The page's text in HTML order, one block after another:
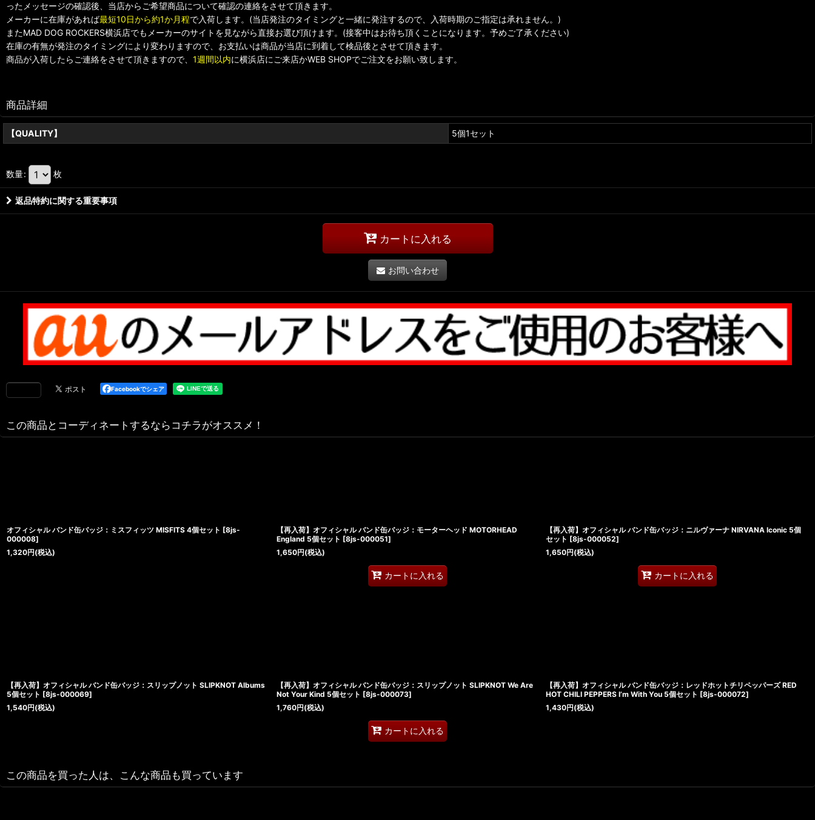
ったメッセージの確認後、当店からご希望商品について確認の連絡をさせて頂きます。
メーカーに在庫があれば最短10日から約1か月程で入荷します。(当店発注のタイミングと一緒に発注するので、入荷時期のご指定は承れません。)
またMAD DOG ROCKERS横浜店でもメーカーのサイトを見ながら直接お選び頂けます。(接客中はお待ち頂くことになります。予めご了承ください)
在庫の有無が発注のタイミングにより変わりますので、お支払いは商品が当店に到着して検品後とさせて頂きます。
商品が入荷したらご連絡をさせて頂きますので、 1週間以内に横浜店にご来店かWEB SHOPでご注文をお願い致します。
商品詳細
【QUALITY】 5個1セット
数量: 枚
返品特約に関する重要事項
カートに入れる
お問い合わせ
Facebookでシェア
この商品とコーディネートするならコチラがオススメ！
オフィシャル バンド缶バッジ：ミスフィッツ MISFITS 4個セット [8js-
000008]
1,320円(税込)
【再入荷】オフィシャル バンド缶バッジ：モーターヘッド MOTORHEAD
England 5個セット [8js-000051]
1,650円(税込)
カートに入れる
【再入荷】オフィシャル バンド缶バッジ：ニルヴァーナ NIRVANA Iconic 5個
セット [8js-000052]
1,650円(税込)
カートに入れる
【再入荷】オフィシャル バンド缶バッジ：スリップノット SLIPKNOT Albums
5個セット [8js-000069]
1,540円(税込)
【再入荷】オフィシャル バンド缶バッジ：スリップノット SLIPKNOT We Are
Not Your Kind 5個セット [8js-000073]
1,760円(税込)
カートに入れる
【再入荷】オフィシャル バンド缶バッジ：レッドホットチリペッパーズ RED
HOT CHILI PEPPERS I’m With You 5個セット [8js-000072]
1,430円(税込)
この商品を買った人は、こんな商品も買っています